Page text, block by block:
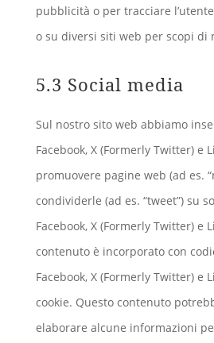
pubblicità o per tracciare
o su diversi siti web per scopi di
5.3 Social media
Sul nostro sito web abbiamo
Facebook, X (Formerly Twitter) e
promuovere pagine web (ad es.
condividerle (ad es. “tweet”) su
Facebook, X (Formerly Twitter) e
contenuto è incorporato con
Facebook, X (Formerly Twitter) e
cookie. Questo contenuto
elaborare alcune informazioni